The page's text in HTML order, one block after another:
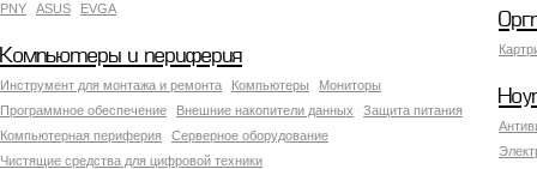
PNY
ASUS EVGA
Компьютеры и периферия
Инструмент для монтажа и ремонта Компьютеры
Мониторы
Программное обеспечение
Внешние накопители данных
Защита питания
Компьютерная периферия
Серверное оборудование
Чистящие средства для цифровой техники